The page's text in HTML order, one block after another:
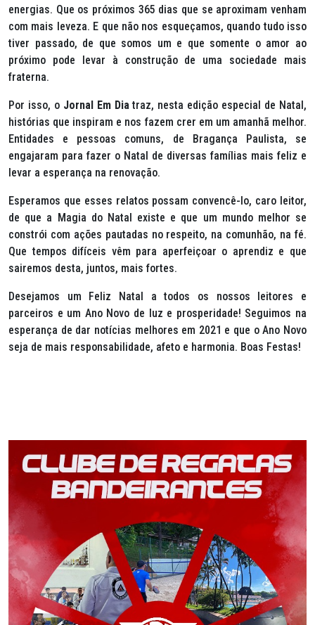
energias. Que os próximos 365 dias que se aproximam venham
com mais leveza. E que não nos esqueçamos, quando tudo isso
tiver passado, de que somos um e que somente o amor ao
próximo pode levar à construção de uma sociedade mais
fraterna.
Por isso, o Jornal Em Diatraz, nesta edição especial de Natal,
histórias que inspiram e nos fazem crer em um amanhã melhor.
Entidades e pessoas comuns, de Bragança Paulista, se
engajaram para fazer o Natal de diversas famílias mais feliz e
levar a esperança na renovação.
Esperamos que esses relatos possam convencê-lo, caro leitor,
de que a Magia do Natal existe e que um mundo melhor se
constrói com ações pautadas no respeito, na comunhão, na fé.
Que tempos difíceis vêm para aperfeiçoar o aprendiz e que
sairemos desta, juntos, mais fortes.
Desejamos um Feliz Natal a todos os nossos leitores e
parceiros e um Ano Novo de luz e prosperidade! Seguimos na
esperança de dar notícias melhores em 2021 e que o Ano Novo
seja de mais responsabilidade, afeto e harmonia. Boas Festas!